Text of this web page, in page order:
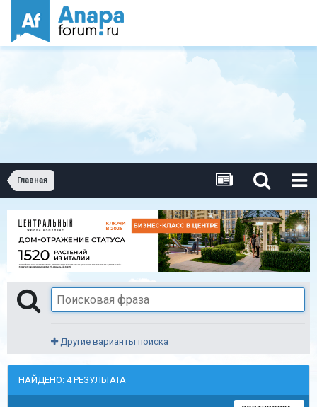
Главная
Другие варианты поиска
НАЙДЕНО: 4 РЕЗУЛЬТАТА